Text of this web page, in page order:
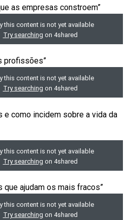
as empresas constroem”
profissões”
e como incidem sobre a vida da
ajudam os mais fracos”